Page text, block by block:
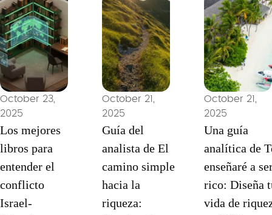
October 23,
2025
Los mejores
libros para
entender el
conflicto
Israel-
October 21,
2025
Guía del
analista de El
camino simple
hacia la
riqueza:
October 21,
2025
Una guía
analítica de
enseñaré a
rico: Diseña
vida de